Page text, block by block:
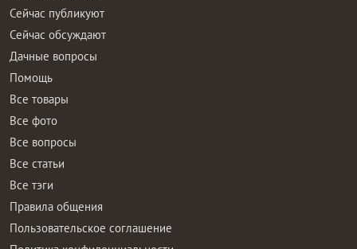
Сейчас публикуют
Сейчас обсуждают
Дачные вопросы
Помощь
Все товары
Все фото
Все вопросы
Все статьи
Все тэги
Правила общения
Пользовательское соглашение